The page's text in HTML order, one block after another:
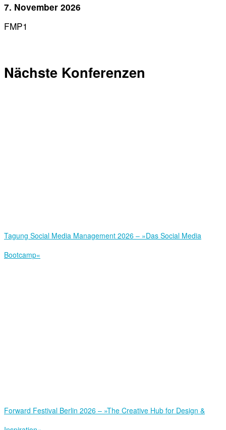
7. November 2026
FMP1
Nächste Konferenzen
Tagung Social Media Management 2026 – »Das Social Media
Bootcamp«
Forward Festival Berlin 2026 – »The Creative Hub for Design &